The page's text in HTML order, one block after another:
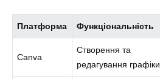
Платформа Функціональність
Canva
Створення та
редагування графіки